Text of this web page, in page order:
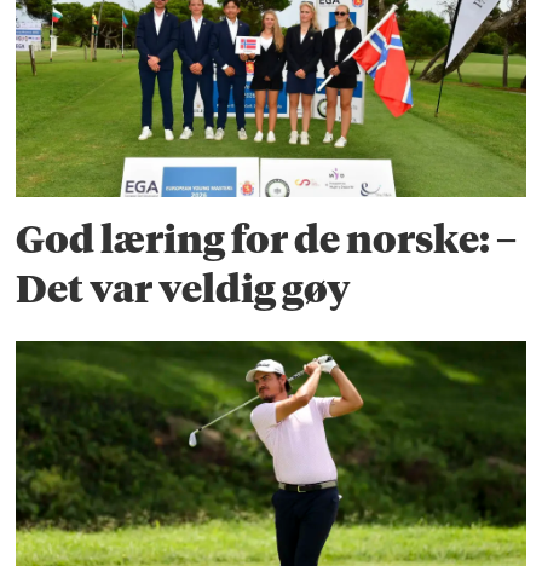
God læring for de norske: –
Det var veldig gøy